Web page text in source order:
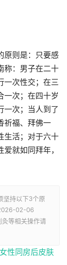
原则是：只要感
称：男子在二十
一次性交；在三
一次；在四十岁
一次；当人到了
祈福、拜佛一
生活；对于六十
就如同拜年，
坚持以下3个原
02-06
等相关操作请
性同房后皮肤